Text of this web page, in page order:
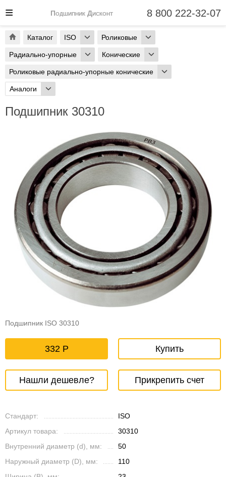
Каталог ISO Роликовые
Радиально-упорные Конические
Роликовые радиально-упорные конические
Аналоги
Подшипник 30310
Подшипник ISO 30310
332 Купить
Нашли дешевле? Прикрепить счет
Стандарт:
ISO
Артикул товара:
30310
Внутренний диаметр (d), мм:
50
Наружный диаметр (D), мм:
110
Подшипник Дисконт 8 800 222-32-07